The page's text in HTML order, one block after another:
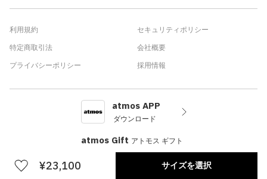
¥23,100 サイズを選択
利用規約
特定商取引法
プライバシーポリシー
セキュリティポリシー
会社概要
採用情報
atmos APP
ダウンロード
atmos Gift アトモス ギフト